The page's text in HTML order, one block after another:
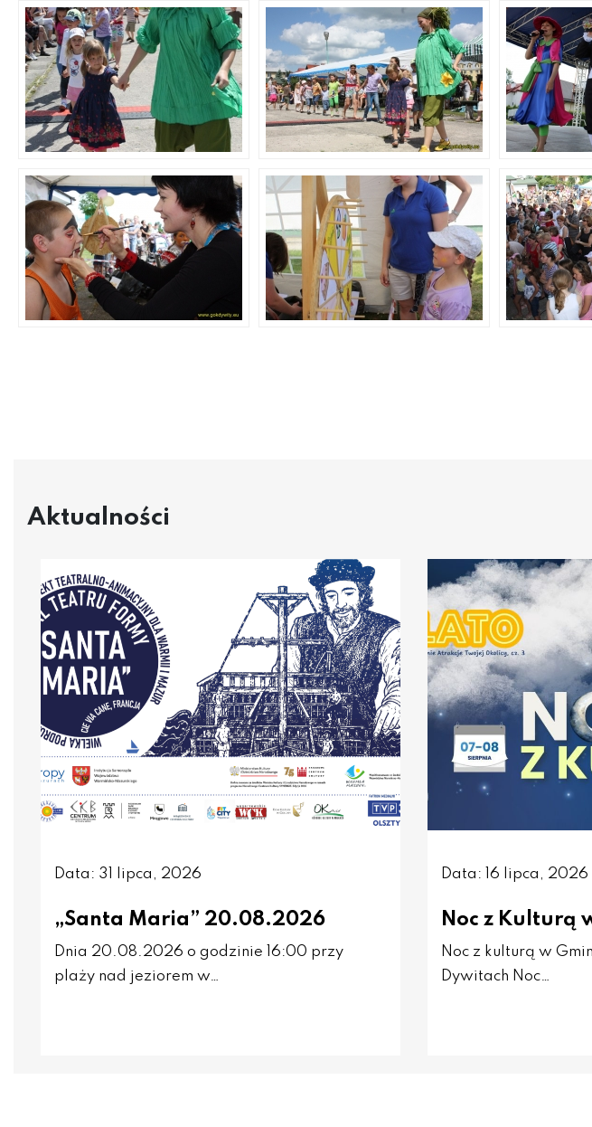
Aktualności
Data: 31 lipca, 2026
„Santa Maria” 20.08.2026
Dnia 20.08.2026 o godzinie 16:00 przy
plaży nad jeziorem w…
Data: 16 lipca, 2026
Noc z Kulturą
Noc z kulturą w
Dywitach Noc…